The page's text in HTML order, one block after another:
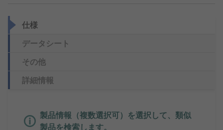
仕様
データシート
その他
詳細情報
製品情報（複数選択可）を選択して、類似
製品を検索します。